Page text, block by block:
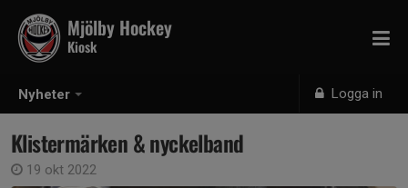
Nyheter Logga in
Mjölby Hockey
Kiosk
Klistermärken & nyckelband
19 okt 2022